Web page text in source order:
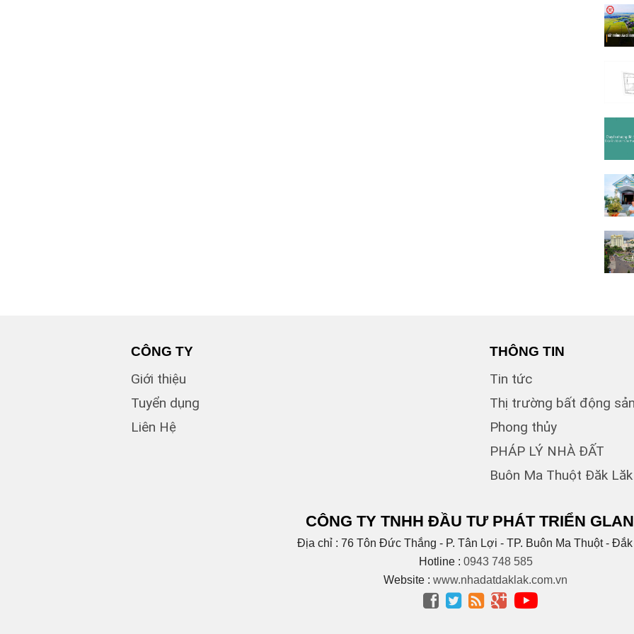
Ama
Ama
An
Bà
Bùi
Bùi
Buôn
Buôn
Buôn
Buôn
Buôn
Buôn
Chu
Chu
Cư kuin
D(1)
D2(1)
CÔNG TY
Giới thiệu
Tuyển dụng
Liên Hệ
THÔNG TIN
Tin tức
Thị trường bất động sản
Phong thủy
PHÁP LÝ NHÀ ĐẤT
Buôn Ma Thuột Đăk Lăk
CÔNG TY TNHH ĐẦU TƯ PHÁT TRIỂN
Địa chỉ : 76 Tôn Đức Thắng - P. Tân Lợi - TP. Buôn Ma Thuột -
Hotline : 0943 748 585
Website : www.nhadatdaklak.com.vn
   